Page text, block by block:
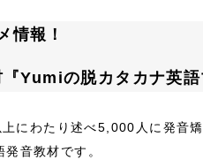
情報！
Yumiの脱カタカナ英語
にわたり述べ5,000人に発音
音教材です。